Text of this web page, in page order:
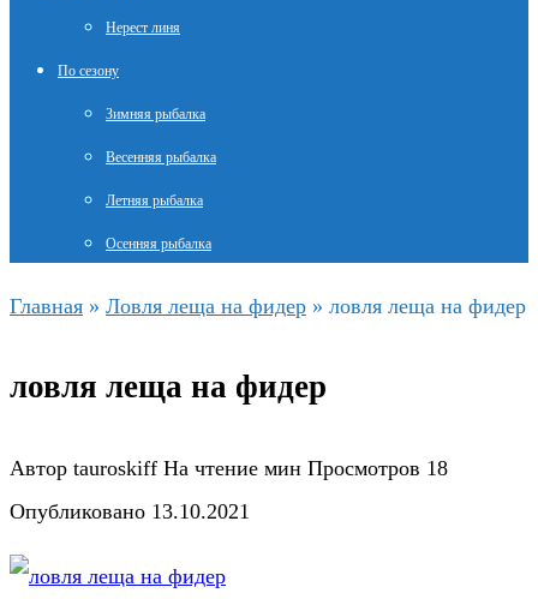
Нерест линя
По сезону
Зимняя рыбалка
Весенняя рыбалка
Летняя рыбалка
Осенняя рыбалка
Главная » Ловля леща на фидер » ловля леща на фидер
ловля леща на фидер
Автор tauroskiff На чтение мин Просмотров 18
Опубликовано 13.10.2021